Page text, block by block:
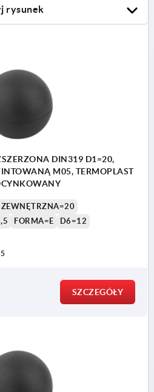
rysunek
DIN319 D1=20,
M05, TERMOPLAST
ZEWNĘTRZNA=20
FORMA=E
D6=12
SZCZEGÓŁY